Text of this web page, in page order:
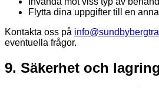
Flytta dina uppgifter till en
Kontakta oss på
eventuella frågor.
9. Säkerhet och lagring